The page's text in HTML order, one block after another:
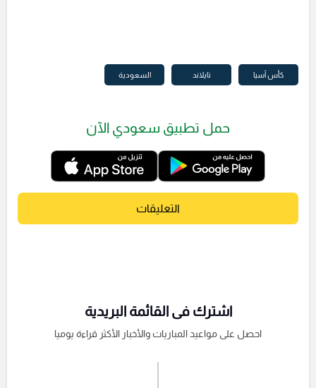
كأس آسيا تايلاند السعودية
حمل تطبيق سعودي الآن
التعليقات
اشترك فى القائمة البريدية
احصل على مواعيد المباريات والأخبار الأكثر قراءة يوميا